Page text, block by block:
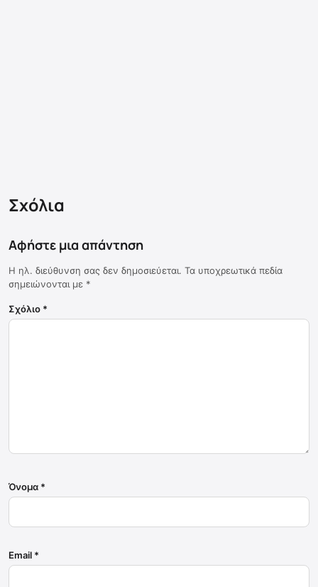
Σχόλια
Αφήστε μια απάντηση
Η ηλ. διεύθυνση σας δεν δημοσιεύεται. Τα υποχρεωτικά πεδία
σημειώνονται με *
Σχόλιο *
Όνομα *
Email *